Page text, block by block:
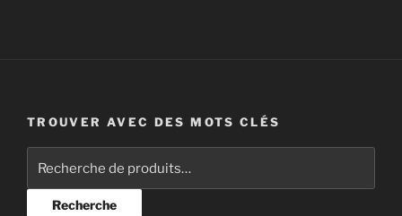
TROUVER AVEC DES MOTS CLÉS
pour :
Recherche